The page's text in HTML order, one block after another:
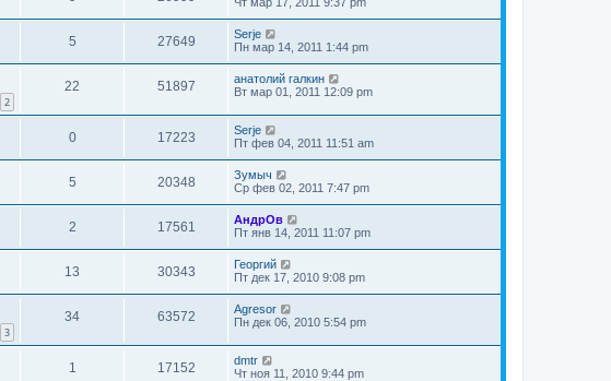
5 27649
Serje
Пн мар 14, 2011 1:44 pm
2
22 51897
анатолий галкин
Вт мар 01, 2011 12:09 pm
0 17223
Serje
Пт фев 04, 2011 11:51 am
5 20348
Зумыч
Ср фев 02, 2011 7:47 pm
2 17561
АндрОв
Пт янв 14, 2011 11:07 pm
13 30343
Георгий
Пт дек 17, 2010 9:08 pm
3
34 63572
Agresor
Пн дек 06, 2010 5:54 pm
1 17152
dmtr
Чт ноя 11, 2010 9:44 pm